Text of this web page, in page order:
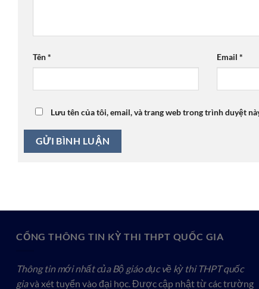
Tên* Email*
Lưu tên của tôi, email, và trang web trong trình duyệt
CỔNG THÔNG TIN KỲ THI THPT QUỐC GIA
Thông tin mới nhất của Bộ giáo dục về kỳ thi THPT quốc
giavà xét tuyển vào đại học. Được cập nhật từ các trường